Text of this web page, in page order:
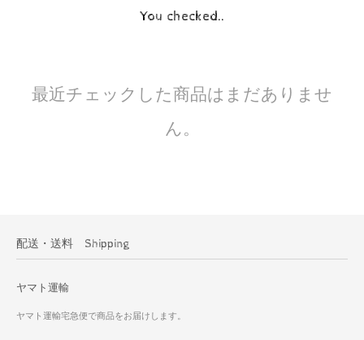
You checked..
最近チェックした商品はまだありませ
ん。
配送・送料 Shipping
ヤマト運輸
ヤマト運輸宅急便で商品をお届けします。